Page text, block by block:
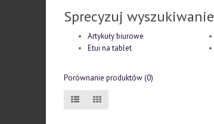
Sprecyzuj wyszukiwanie
Artykuły biurowe
Etui na tablet
Porównanie produktów (0)